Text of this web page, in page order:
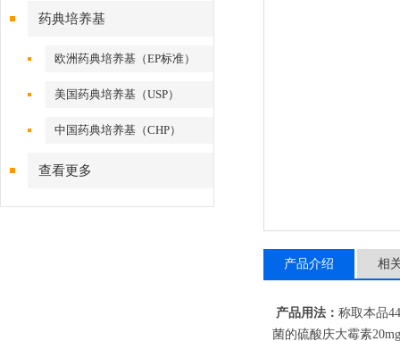
药典培养基
欧洲药典培养基（EP标准）
美国药典培养基（USP）
中国药典培养基（CHP）
查看更多
产品介绍 相
产品用法： 称取本品
菌的硫酸庆大霉素